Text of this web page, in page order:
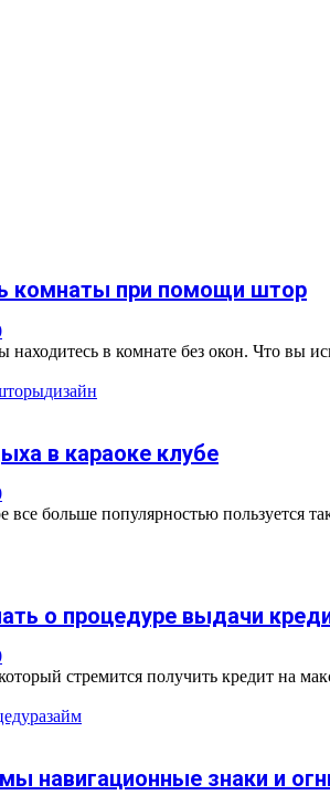
комнаты при помощи штор
находитесь в комнате без окон. Что вы
дизайн
в караоке клубе
больше популярностью пользуется
о процедуре выдачи
стремится получить кредит на
займ
навигационные знаки и